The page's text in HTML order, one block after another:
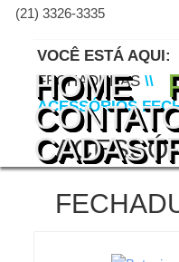
(21) 3326-3335
HOME
VOCÊ ESTÁ AQUI:
FECHADURAS \\
ACESSÓRIOS